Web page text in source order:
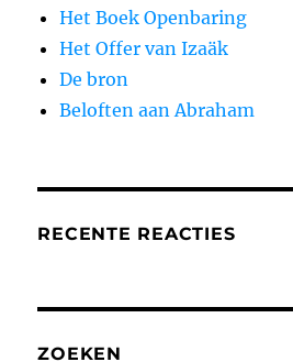
Het Boek Openbaring
Het Offer van Izaäk
De bron
Beloften aan Abraham
RECENTE REACTIES
ZOEKEN